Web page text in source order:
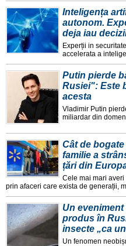
Inteligența
autonom.
deja iau
Experții in
accelerata a
Putin pierde
Rusiei": Este
acesta
Vladimir Putin
miliardar din
Cât de
familie a
țări din
Cele mai mari
prin afaceri care exista de generații,
Un
produs în
insecte „ca
Un fenomen